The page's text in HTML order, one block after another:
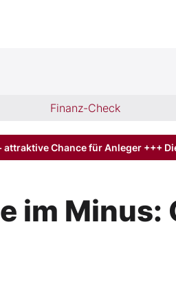
Finanz-Check
attraktive Chance für Anleger +++
im